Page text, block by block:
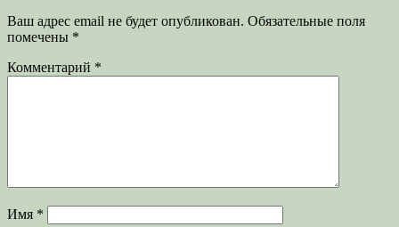
Ваш адрес email не будет опубликован. Обязательные поля
помечены *
Комментарий *
Имя *